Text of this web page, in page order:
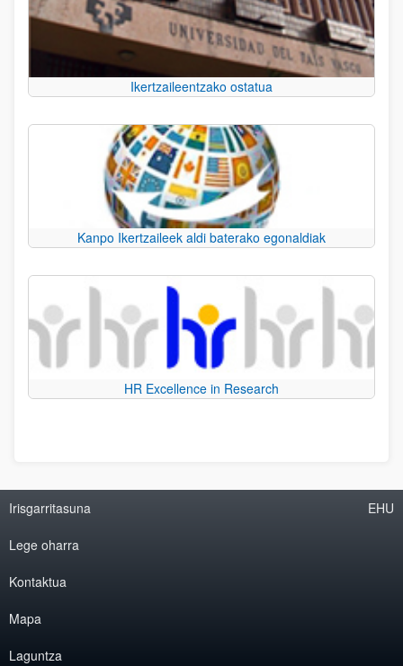
Ikertzaileentzako ostatua
Kanpo Ikertzaileek aldi baterako egonaldiak
HR Excellence in Research
Irisgarritasuna
Lege oharra
Kontaktua
Mapa
Laguntza
EHU